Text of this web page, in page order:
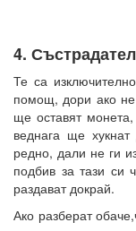
4.
Те са
помощ, дори ако
ще оставят
веднага ще
редно, дали не ги
подбив за тази си
раздават докрай.
Ако разберат